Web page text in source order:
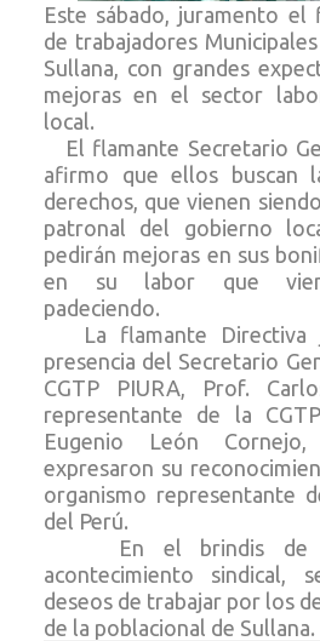
Este sábado, juramento el
de trabajadores
Sullana, con grandes
mejoras en el sector
local.
El flamante Secretario
afirmo que ellos buscan
derechos, que vienen
patronal del gobierno
pedirán mejoras en sus
en su labor que
padeciendo.
La flamante Directiva
presencia del Secretario
CGTP PIURA, Prof.
representante de la
Eugenio León
expresaron su
organismo representante
del Perú.
En el brindis de
acontecimiento sindical,
deseos de trabajar por los
de la poblacional de Sullana.